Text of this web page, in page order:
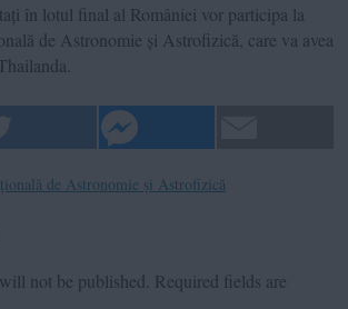
în lotul final al României vor participa la
de Astronomie și Astrofizică, care va avea
de Astronomie și Astrofizică
not be published. Required fields are